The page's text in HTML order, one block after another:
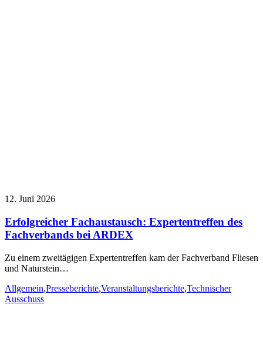
12. Juni 2026
Erfolgreicher Fachaustausch: Expertentreffen des
Fachverbands bei ARDEX
Zu einem zweitägigen Expertentreffen kam der Fachverband Fliesen
und Naturstein…
Allgemein,Presseberichte,Veranstaltungsberichte,Technischer
Ausschuss